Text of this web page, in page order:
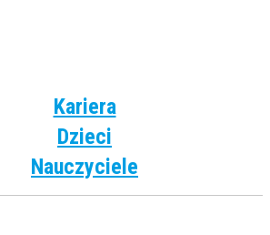
Kariera
Dzieci
Nauczyciele